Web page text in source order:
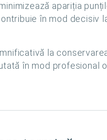
apariția
în mod decisiv
la
în mod profesional